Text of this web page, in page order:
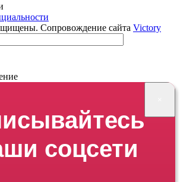
Сопровождение сайта Victory
соцсети